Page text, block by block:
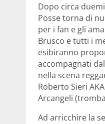
Dopo circa
Posse torna di
per i fan e gli
Brusco e tutti i
esibiranno
accompagnati
nella scena
Roberto Sieri
Arcangeli
Ad arricchire la